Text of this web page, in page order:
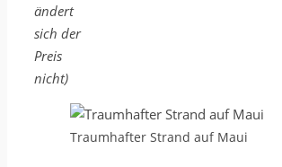
ändert
sich der
Preis
nicht)
Traumhafter Strand auf Maui